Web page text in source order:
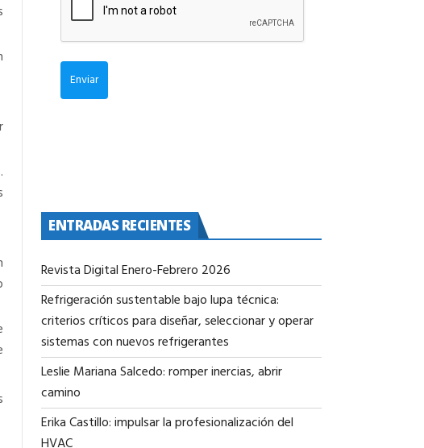
Enviar
ENTRADAS RECIENTES
Revista Digital Enero-Febrero 2026
Refrigeración sustentable bajo lupa técnica:
criterios críticos para diseñar, seleccionar y operar
sistemas con nuevos refrigerantes
Leslie Mariana Salcedo: romper inercias, abrir
camino
Erika Castillo: impulsar la profesionalización del